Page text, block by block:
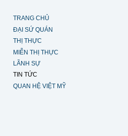
TRANG CHỦ
ĐẠI SỨ QUÁN
THỊ THỰC
MIỄN THỊ THỰC
LÃNH SỰ
TIN TỨC
QUAN HỆ VIỆT MỸ